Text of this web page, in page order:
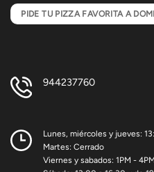
PIDE TU PIZZA FAVORITA A
944237760
Lunes, miércoles y jueves:
Martes: Cerrado
Viernes y sabados: 1PM -